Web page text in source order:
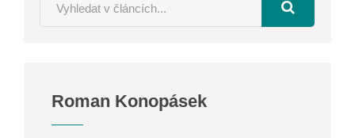
Roman Konopásek